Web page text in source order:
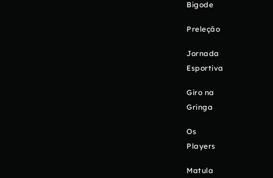
Bigode
Preleção
Jornada
Esportiva
Giro na
Gringa
Os
Players
Matula